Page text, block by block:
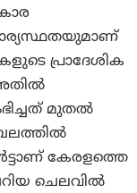
പ്രാദേശിക
മുതൽ
കേരളത്തെ
ചെലവിൽ